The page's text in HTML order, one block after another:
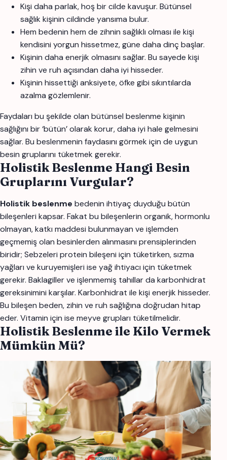
Kişi daha parlak, hoş bir cilde kavuşur. Bütünsel
sağlık kişinin cildinde yansıma bulur.
Hem bedenin hem de zihnin sağlıklı olması ile kişi
kendisini yorgun hissetmez, güne daha dinç başlar.
Kişinin daha enerjik olmasını sağlar. Bu sayede kişi
zihin ve ruh açısından daha iyi hisseder.
Kişinin hissettiği anksiyete, öfke gibi sıkıntılarda
azalma gözlemlenir.
Faydaları bu şekilde olan bütünsel beslenme kişinin
sağlığını bir ‘bütün’ olarak korur, daha iyi hale gelmesini
sağlar. Bu beslenmenin faydasını görmek için de uygun
besin gruplarını tüketmek gerekir.
Holistik Beslenme Hangi Besin
Gruplarını Vurgular?
Holistik beslenme bedenin ihtiyaç duyduğu bütün
bileşenleri kapsar. Fakat bu bileşenlerin organik, hormonlu
olmayan, katkı maddesi bulunmayan ve işlemden
geçmemiş olan besinlerden alınmasını prensiplerinden
biridir; Sebzeleri protein bileşeni için tüketirken, sızma
yağları ve kuruyemişleri ise yağ ihtiyacı için tüketmek
gerekir. Baklagiller ve işlenmemiş tahıllar da karbonhidrat
gereksinimini karşılar. Karbonhidrat ile kişi enerjik hisseder.
Bu bileşen beden, zihin ve ruh sağlığına doğrudan hitap
eder. Vitamin için ise meyve grupları tüketilmelidir.
Holistik Beslenme ile Kilo Vermek
Mümkün Mü?